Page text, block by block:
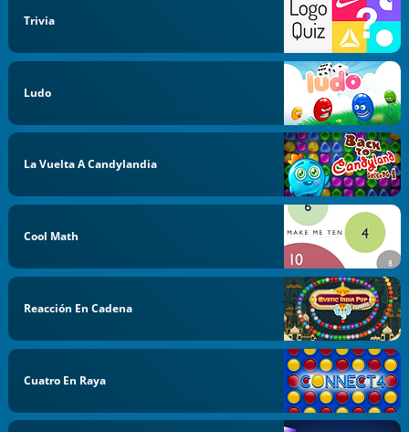
Trivia
Ludo
La Vuelta A Candylandia
Cool Math
Reacción En Cadena
Cuatro En Raya